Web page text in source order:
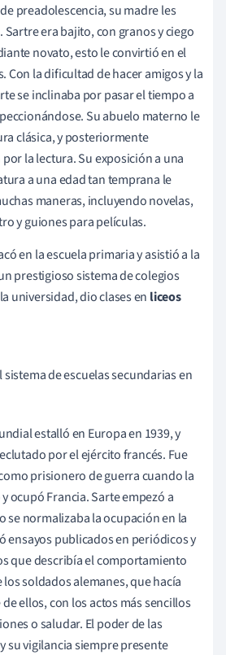
preadolescencia, su madre les
Sartre era bajito, con granos y ciego
novato, esto le convirtió en el
Con la dificultad de hacer amigos y la
se inclinaba por pasar el tiempo a
Su abuelo materno le
clásica, y posteriormente
la lectura. Su exposición a una
a una edad tan temprana le
maneras, incluyendo novelas,
y guiones para películas.
en la escuela primaria y asistió a la
prestigioso sistema de colegios
universidad, dio clases en liceos
de escuelas secundarias en
estalló en Europa en 1939, y
por el ejército francés. Fue
prisionero de guerra cuando la
ocupó Francia. Sarte empezó a
se normalizaba la ocupación en la
ensayos publicados en periódicos y
que describía el comportamiento
soldados alemanes, que hacía
ellos, con los actos más sencillos
o saludar. El poder de las
su vigilancia siempre presente